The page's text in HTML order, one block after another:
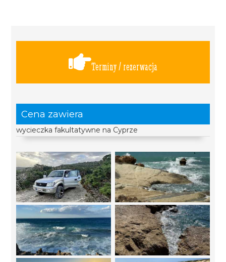
Terminy / rezerwacja
Cena zawiera
wycieczka fakultatywne na Cyprze